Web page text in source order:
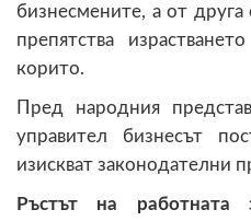
бизнесмените, а от
препятства
корито.
Пред народния
управител бизнесът
изискват законодателни
Ръстът на работната